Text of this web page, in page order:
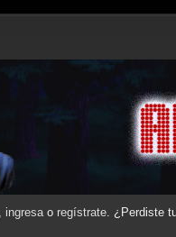
ingresao regístrate. ¿Perdiste